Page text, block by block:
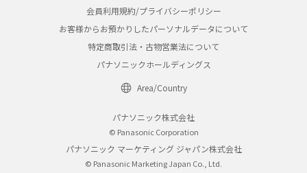
会員利用規約/プライバシーポリシー
お客様からお預かりしたパーソナルデータについて
特定商取引法・古物営業法について
パナソニックホールディングス
Area/Country
パナソニック株式会社
© Panasonic Corporation
パナソニック マーケティング ジャパン株式会社
© Panasonic Marketing Japan Co., Ltd.